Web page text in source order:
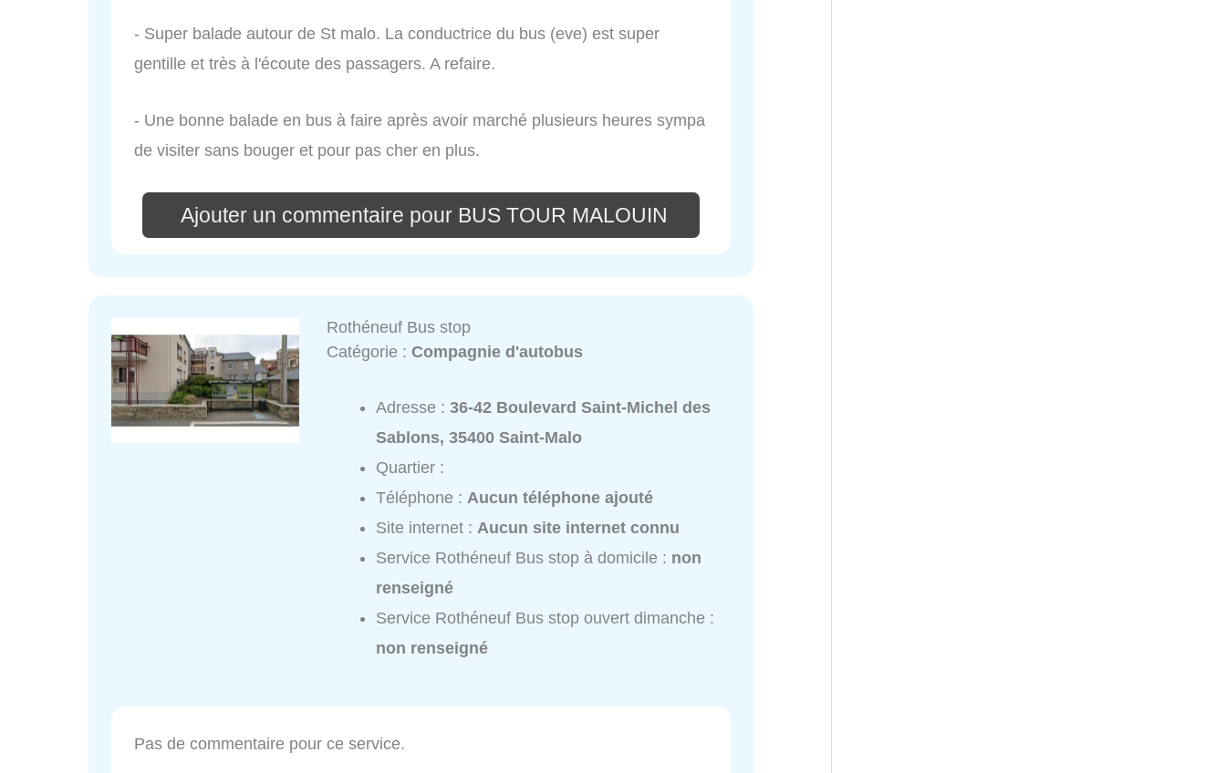
- Super balade autour de St malo. La conductrice du bus (eve) est super
gentille et très à l'écoute des passagers. A refaire.
- Une bonne balade en bus à faire après avoir marché plusieurs heures sympa
de visiter sans bouger et pour pas cher en plus.
Ajouter un commentaire pour BUS TOUR MALOUIN
Rothéneuf Bus stop
Catégorie :Compagnie d'autobus
Adresse :36-42 Boulevard Saint-Michel des
Sablons, 35400 Saint-Malo
Quartier :
Téléphone :Aucun téléphone ajouté
Site internet :Aucun site internet connu
Service Rothéneuf Bus stop à domicile : non
renseigné
Service Rothéneuf Bus stop ouvert dimanche :
non renseigné
Pas de commentaire pour ce service.